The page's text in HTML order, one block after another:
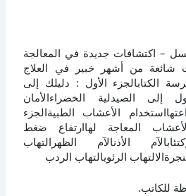
– اكتشافات جديدة في المعالجة
شائعة من أشهر خبير في العلاج
الكتابالجزء الأول : دليلك إلى
إلى الصيدلية الخضراءالأمان
الأعشاب الطبيةالجزء
المعاجة لهاارتفاع ضغط
الأذنالآم الظهرالتهاب
الرئويالتهاب الردب
للكاتب.